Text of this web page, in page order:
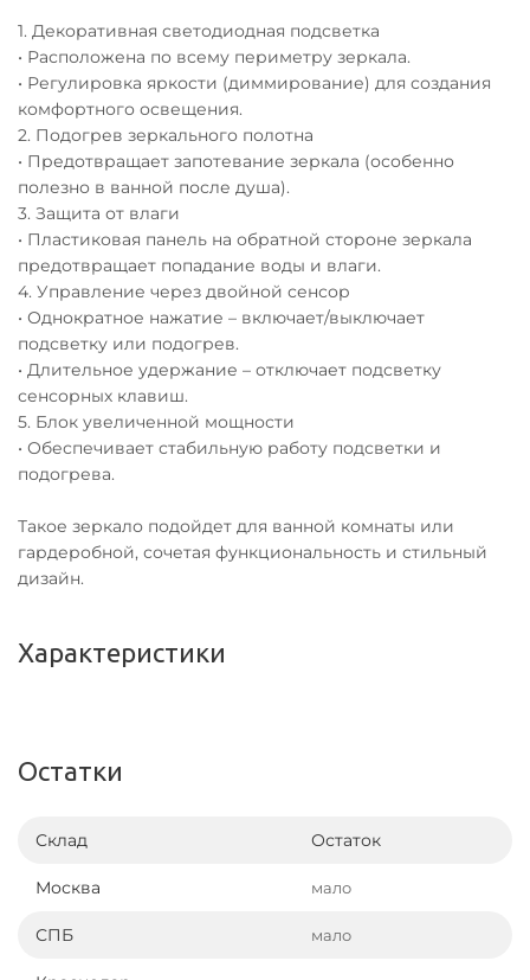
1. Декоративная светодиодная подсветка
• Расположена по всему периметру зеркала.
• Регулировка яркости (диммирование) для создания
комфортного освещения.
2. Подогрев зеркального полотна
• Предотвращает запотевание зеркала (особенно
полезно в ванной после душа).
3. Защита от влаги
• Пластиковая панель на обратной стороне зеркала
предотвращает попадание воды и влаги.
4. Управление через двойной сенсор
• Однократное нажатие – включает/выключает
подсветку или подогрев.
• Длительное удержание – отключает подсветку
сенсорных клавиш.
5. Блок увеличенной мощности
• Обеспечивает стабильную работу подсветки и
подогрева.
Такое зеркало подойдет для ванной комнаты или
гардеробной, сочетая функциональность и стильный
дизайн.
Характеристики
Остатки
Склад Остаток
Москва мало
СПБ мало